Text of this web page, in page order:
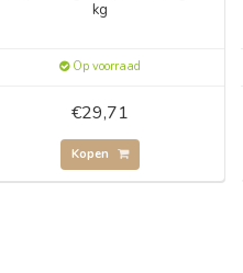
kg
Op voorraad
€29,71
Kopen